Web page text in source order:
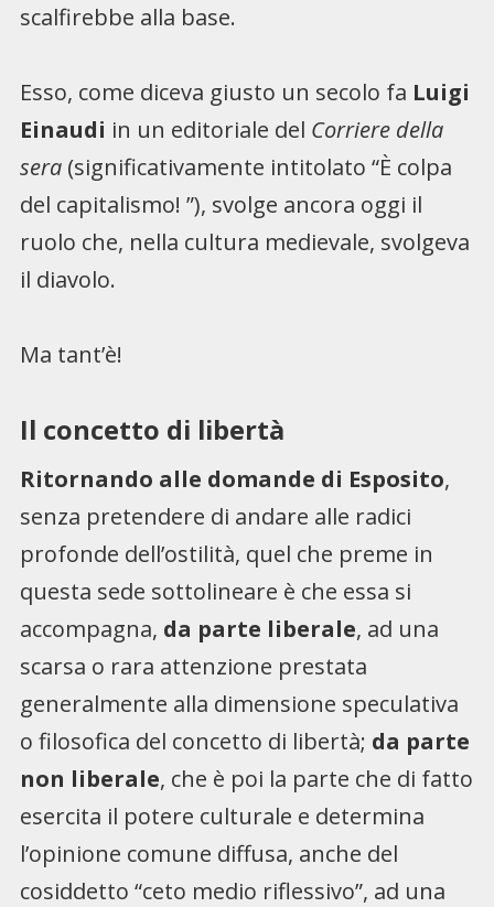
scalfirebbe alla base.
Esso, come diceva giusto un secolo fa Luigi
Einaudi in un editoriale del Corriere della
sera(significativamente intitolato “È colpa
del capitalismo! ”), svolge ancora oggi il
ruolo che, nella cultura medievale, svolgeva
il diavolo.
Ma tant’è!
Il concetto di libertà
Ritornando alle domande di Esposito,
senza pretendere di andare alle radici
profonde dell’ostilità, quel che preme in
questa sede sottolineare è che essa si
accompagna, da parte liberale, ad una
scarsa o rara attenzione prestata
generalmente alla dimensione speculativa
o filosofica del concetto di libertà; da parte
non liberale, che è poi la parte che di fatto
esercita il potere culturale e determina
l’opinione comune diffusa, anche del
cosiddetto “ceto medio riflessivo”, ad una